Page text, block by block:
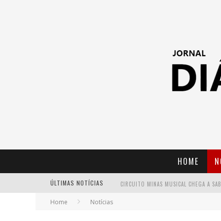
HOME
ÚLTIMAS NOTÍCIAS
Home Notícias